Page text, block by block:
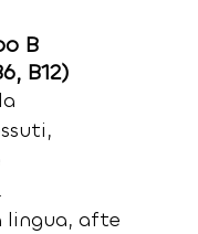
B
B12)
lingua, afte